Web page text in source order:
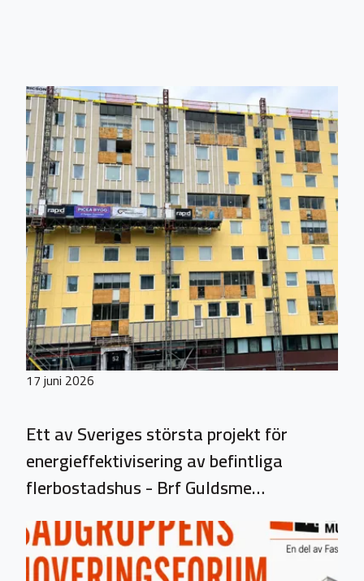
17 juni 2026
Ett av Sveriges största projekt för
energieffektivisering av befintliga
flerbostadshus - Brf Guldsme…